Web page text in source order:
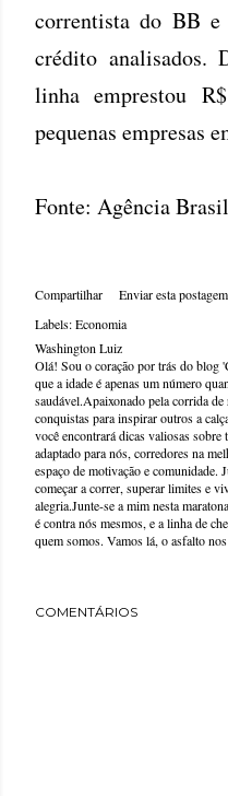
correntista do BB
crédito
linha emprestou
pequenas empresas
Fonte: Agência
Compartilhar
Enviar esta postagem
Labels:Economia
Washington Luiz
Olá! Sou o coração por trás do blog
que a idade é apenas um número
saudável.Apaixonado pela corrida
conquistas para inspirar outros a
você encontrará dicas valiosas
adaptado para nós, corredores na
espaço de motivação e comunidade.
começar a correr, superar limites e
alegria.Junte-se a mim nesta
é contra nós mesmos, e a linha de
quem somos. Vamos lá, o asfalto
COMENTÁRIOS